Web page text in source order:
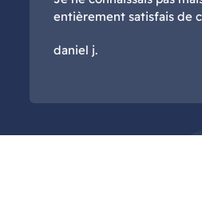
entièrement satisfais de
daniel j.